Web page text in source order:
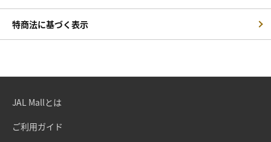
特商法に基づく表示
JAL Mallとは
ご利用ガイド